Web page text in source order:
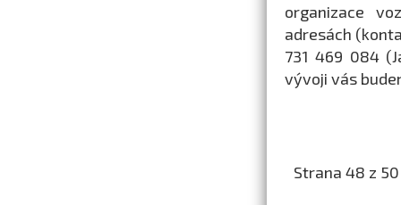
organizace
adresách
731 469 084
vývoji vás
Strana 48 z 50